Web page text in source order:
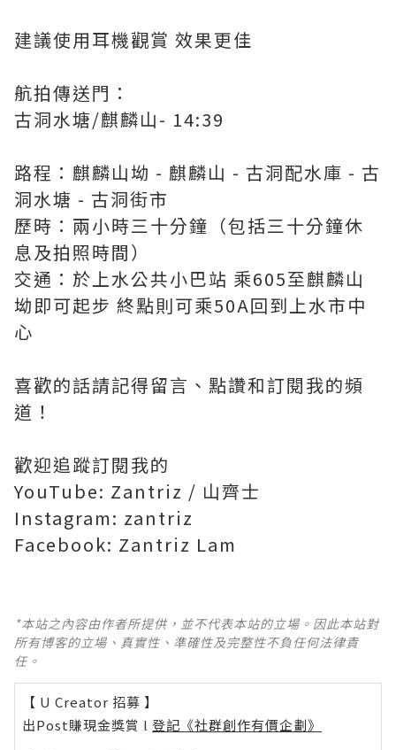
建議使用耳機觀賞 效果更佳
航拍傳送門：
古洞水塘/麒麟山- 14:39
路程：麒麟山坳 - 麒麟山 - 古洞配水庫 - 古
洞水塘 - 古洞街市
歷時：兩小時三十分鐘（包括三十分鐘休
息及拍照時間）
交通：於上水公共小巴站 乘605至麒麟山
坳即可起步 終點則可乘50A回到上水市中
心
喜歡的話請記得留言、點讚和訂閱我的頻
道！
歡迎追蹤訂閱我的
YouTube: Zantriz / 山齊士
Instagram: zantriz
*本站之內容由作者所提供，並不代表本站的立場。因此本站對
所有博客的立場、真實性、準確性及完整性不負任何法律責
任。
【 U Creator 招募 】
出Post賺現金獎賞 l 登記《社群創作有價企劃》